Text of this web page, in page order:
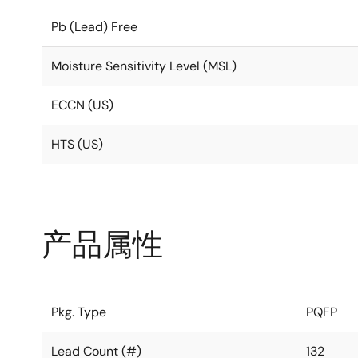
Pb (Lead) Free
Moisture Sensitivity Level (MSL)
ECCN (US)
HTS (US)
产品属性
Pkg. Type PQFP
Lead Count (#) 132